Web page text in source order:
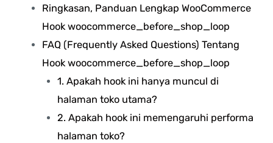
Ringkasan, Panduan Lengkap WooCommerce
Hook woocommerce_before_shop_loop
FAQ (Frequently Asked Questions) Tentang
Hook woocommerce_before_shop_loop
1. Apakah hook ini hanya muncul di
halaman toko utama?
2. Apakah hook ini memengaruhi performa
halaman toko?